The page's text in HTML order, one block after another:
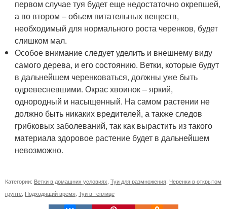
первом случае туя будет еще недостаточно окрепшей,
а во втором – объем питательных веществ,
необходимый для нормального роста черенков, будет
слишком мал.
Особое внимание следует уделить и внешнему виду
самого дерева, и его состоянию. Ветки, которые будут
в дальнейшем черенковаться, должны уже быть
одревесневшими. Окрас хвоинок – яркий,
однородный и насыщенный. На самом растении не
должно быть никаких вредителей, а также следов
грибковых заболеваний, так как вырастить из такого
материала здоровое растение будет в дальнейшем
невозможно.
Категории: Ветки в домашних условиях Туи для размножения Черенки в открытом
грунте Подходящий время Туи в теплице